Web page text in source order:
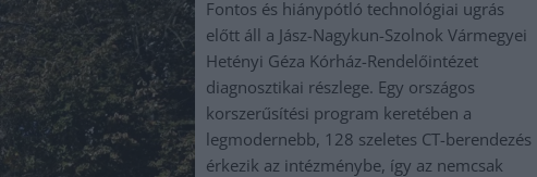
Fontos és hiánypótló technológiai ugrás
előtt áll a Jász-Nagykun-Szolnok Vármegyei
Hetényi Géza Kórház-Rendelőintézet
diagnosztikai részlege. Egy országos
korszerűsítési program keretében a
legmodernebb, 128 szeletes CT-berendezés
érkezik az intézménybe, így az nemcsak